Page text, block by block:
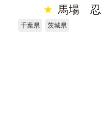
★ 馬場 忍
千葉県 茨城県